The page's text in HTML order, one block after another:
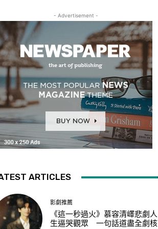
- Advertisement -
ARTICLES
影劇推薦
《這一秒過火》慕容清嶧悲劇人
生逼哭觀眾 一句話道盡全劇核